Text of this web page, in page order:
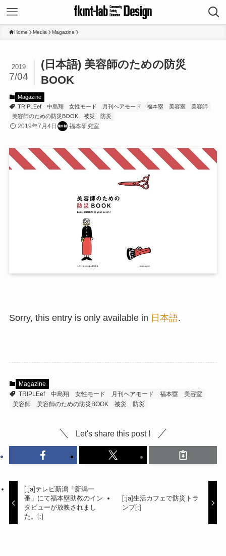
Home Media Magazine
(日本語) 美容師のための防災
BOOK
2019
7/04
Magazine
TRIPLEef
中島翔 女性モード 月刊ヘアモード 福本塁 美容室
美容師
美容師のための防災BOOK
被災 防災
2019年7月4日 福本研究室
Sorry, this entry is only available in 日本語.
Magazine
TRIPLEef
中島翔 女性モード 月刊ヘアモード 福本塁
美容室
美容師
美容師のための防災BOOK 被災 防災
Let's share this post !
[:ja]テレビ新潟「新潟一
番」にて福本塁助教のイン
タビューが放映されまし
た。[:]
[:ja]生活カフェで防災トラ
ンプ[:]